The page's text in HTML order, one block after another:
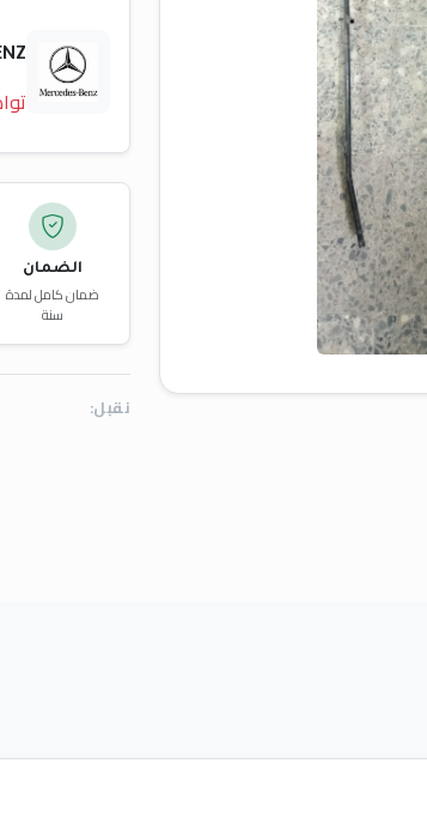
الضمان
ضمان كامل لمدة
سنة
نقبل: